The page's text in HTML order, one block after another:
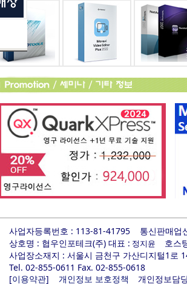
사업자등록번호 : 113-81-41795 통신판매업
상호명 : 협우인포테크(주) 대표 : 정지윤
호스
사업장소재지 : 서울시 금천구 가산디지털1로
Tel. 02-855-0611 Fax. 02-855-0618
[이용약관] 개인정보 보호정책 개인정보담